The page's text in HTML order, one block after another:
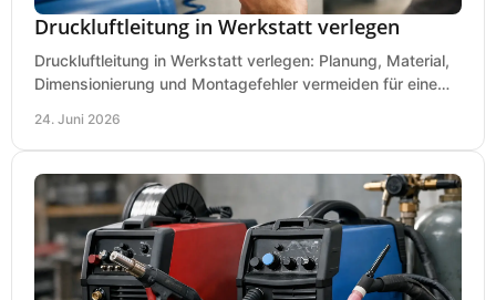
Druckluftleitung in Werkstatt verlegen
Druckluftleitung in Werkstatt verlegen: Planung, Material,
Dimensionierung und Montagefehler vermeiden für eine
24. Juni 2026